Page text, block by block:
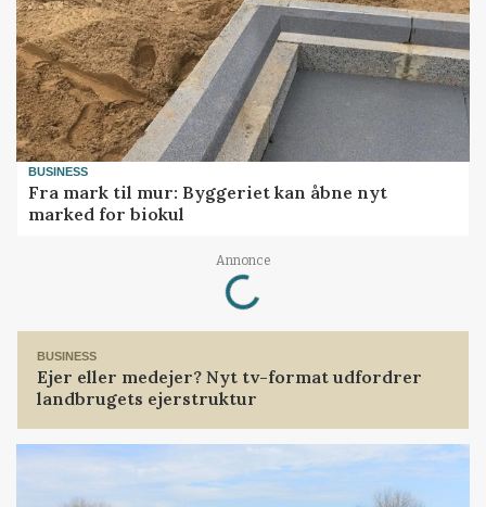
BUSINESS
Fra mark til mur: Byggeriet kan åbne nyt
marked for biokul
Annonce
Loading...
BUSINESS
Ejer eller medejer? Nyt tv-format udfordrer
landbrugets ejerstruktur